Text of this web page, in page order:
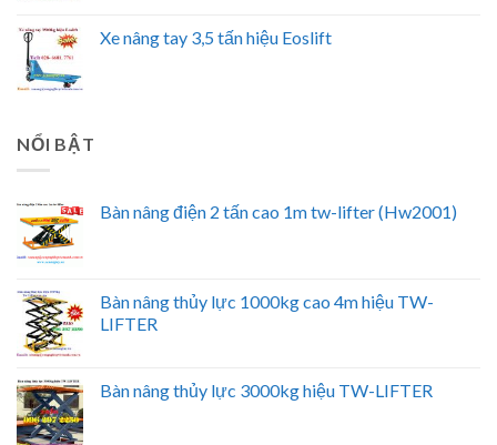
Xe nâng tay 3,5 tấn hiệu Eoslift
NỔI BẬT
Bàn nâng điện 2 tấn cao 1m tw-lifter (Hw2001)
Bàn nâng thủy lực 1000kg cao 4m hiệu TW-
LIFTER
Bàn nâng thủy lực 3000kg hiệu TW-LIFTER